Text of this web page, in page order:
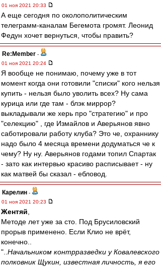
01 ноя 2021 20:33
А еще сегодня по околополитическим
телеграмм-каналам Бегемота громят. Леонид
Федун хочет вернуться, чтобы править?
Re:Member -
01 ноя 2021 20:24
Я вообще не понимаю, почему уже в тот
момент когда они готовили "списки" кого нельзя
купить - нельзя было уволить всех? Ну сама
курица или где там - блэк миррор?
выкладывали же херь про "стратегию" и про
"селекцию" , где Измайлов и Аверьянов явно
саботировали работу клуба? Это че, охраннику
надо было 4 месяца времени додуматься че к
чему? Ну ну. Аверьянов годами топил Спартак
- зато как интервью красиво расписывает - ну
как матвей бы сказал - ебловод.
Карелин -
01 ноя 2021 20:23
Жентяй
Методе лет уже за сто. Под Брусиловский
прорыв применено. Если Клио не врёт,
конечно..
".. Начальником контрразведки у Ковалевского
полковник Щукин, известная личность, я его